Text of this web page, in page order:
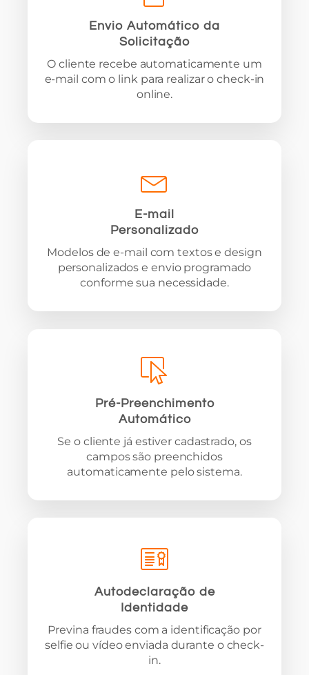
Envio Automático da
Solicitação
O cliente recebe automaticamente um
e-mail com o link para realizar o check-in
online.
E-mail
Personalizado
Modelos de e-mail com textos e design
personalizados e envio programado
conforme sua necessidade.
Pré-Preenchimento
Automático
Se o cliente já estiver cadastrado, os
campos são preenchidos
automaticamente pelo sistema.
Autodeclaração de
Identidade
Previna fraudes com a identificação por
selfie ou vídeo enviada durante o check-
in.